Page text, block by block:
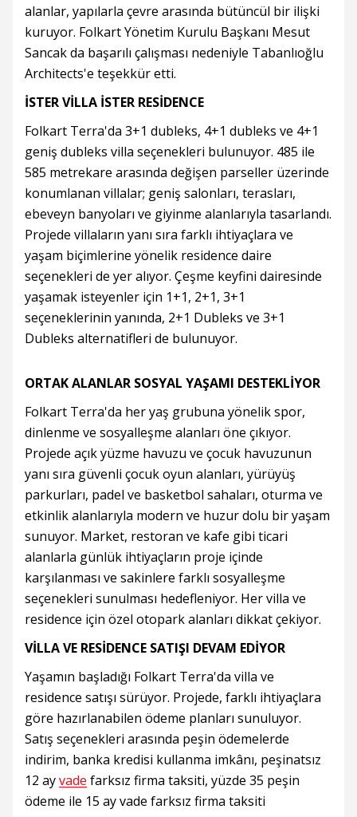
alanlar, yapılarla çevre arasında bütüncül bir ilişki
kuruyor. Folkart Yönetim Kurulu Başkanı Mesut
Sancak da başarılı çalışması nedeniyle Tabanlıoğlu
Architects'e teşekkür etti.
İSTER VİLLA İSTER RESİDENCE
Folkart Terra'da 3+1 dubleks, 4+1 dubleks ve 4+1
geniş dubleks villa seçenekleri bulunuyor. 485 ile
585 metrekare arasında değişen parseller üzerinde
konumlanan villalar; geniş salonları, terasları,
ebeveyn banyoları ve giyinme alanlarıyla tasarlandı.
Projede villaların yanı sıra farklı ihtiyaçlara ve
yaşam biçimlerine yönelik residence daire
seçenekleri de yer alıyor. Çeşme keyfini dairesinde
yaşamak isteyenler için 1+1, 2+1, 3+1
seçeneklerinin yanında, 2+1 Dubleks ve 3+1
Dubleks alternatifleri de bulunuyor.
ORTAK ALANLAR SOSYAL YAŞAMI DESTEKLİYOR
Folkart Terra'da her yaş grubuna yönelik spor,
dinlenme ve sosyalleşme alanları öne çıkıyor.
Projede açık yüzme havuzu ve çocuk havuzunun
yanı sıra güvenli çocuk oyun alanları, yürüyüş
parkurları, padel ve basketbol sahaları, oturma ve
etkinlik alanlarıyla modern ve huzur dolu bir yaşam
sunuyor. Market, restoran ve kafe gibi ticari
alanlarla günlük ihtiyaçların proje içinde
karşılanması ve sakinlere farklı sosyalleşme
seçenekleri sunulması hedefleniyor. Her villa ve
residence için özel otopark alanları dikkat çekiyor.
VİLLA VE RESİDENCE SATIŞI DEVAM EDİYOR
Yaşamın başladığı Folkart Terra'da villa ve
residence satışı sürüyor. Projede, farklı ihtiyaçlara
göre hazırlanabilen ödeme planları sunuluyor.
Satış seçenekleri arasında peşin ödemelerde
indirim, banka kredisi kullanma imkânı, peşinatsız
12 ayvade farksız firma taksiti, yüzde 35 peşin
ödeme ile 15 ay vade farksız firma taksiti